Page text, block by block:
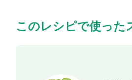
このレシピで使った